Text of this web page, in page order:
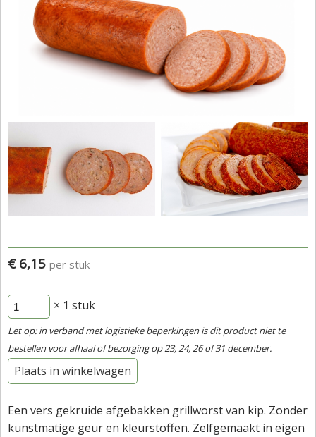
€ 6,15 per stuk
× 1 stuk
Let op: in verband met logistieke beperkingen is dit product niet te
bestellen voor afhaal of bezorging op 23, 24, 26 of 31 december.
Plaats in winkelwagen
Een vers gekruide afgebakken grillworst van kip. Zonder
kunstmatige geur en kleurstoffen. Zelfgemaakt in eigen